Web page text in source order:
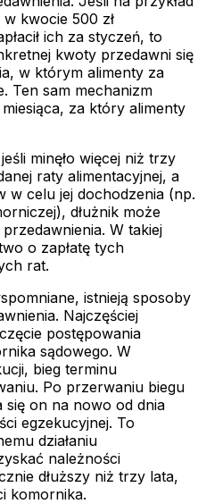
kwocie 500 zł
ich za styczeń, to
kwoty przedawni się
w którym alimenty za
Ten sam mechanizm
za który alimenty
minęło więcej niż trzy
raty alimentacyjnej, a
w celu jej dochodzenia (np.
dłużnik może
W takiej
o zapłatę tych
rat.
istnieją sposoby
Najczęściej
postępowania
sądowego. W
bieg terminu
Po przerwaniu biegu
on na nowo od dnia
egzekucyjnej. To
działaniu
należności
dłuższy niż trzy lata,
komornika.